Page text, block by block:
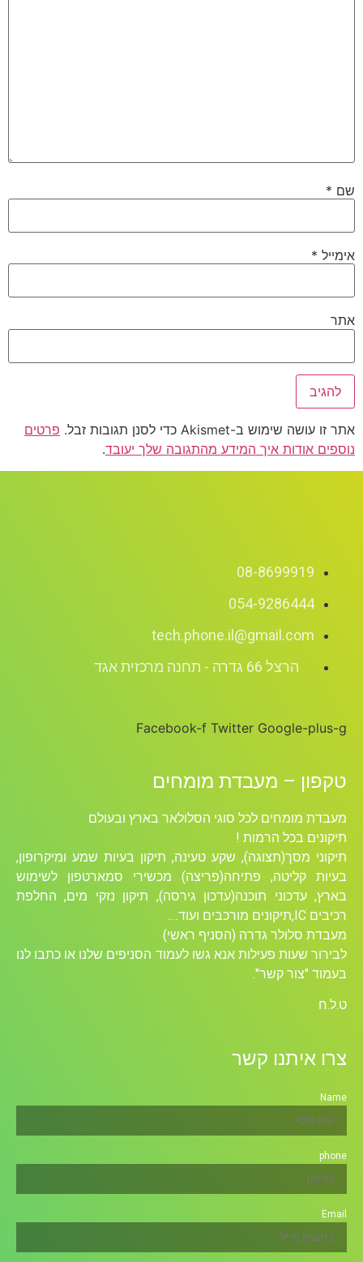
שם *
אימייל *
אתר
אתר זו עושה שימוש ב-Akismet כדי לסנן תגובות זבל.
פרטים
נוספים אודות איך המידע מהתגובה שלך יעובד.
08-8699919
054-9286444
tech.phone.il@gmail.com
הרצל 66 גדרה - תחנה מרכזית אגד
Facebook-f Twitter Google-plus-g
טקפון – מעבדת מומחים
מעבדת מומחים לכל סוגי הסלולאר בארץ ובעולם
תיקונים בכל הרמות !
תיקוני מסך(תצוגה), שקע טעינה, תיקון בעיות שמע ומיקרופון,
בעיות קליטה, פתיחה(פריצה) מכשירי סמארטפון לשימוש
בארץ, עדכוני תוכנה(עדכון גירסה), תיקון נזקי מים, החלפת
רכיבים ICׁ,תיקונים מורכבים ועוד….
מעבדת סלולר גדרה (הסניף ראשי)
לבירור שעות פעילות אנא גשו לעמוד הסניפים שלנו או כתבו לנו
בעמוד "צור קשר".
ט.ל.ח
צרו איתנו קשר
Name
phone
Email